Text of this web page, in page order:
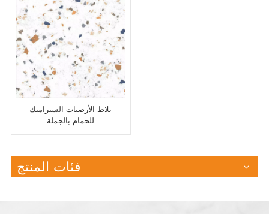
بلاط الأرضيات السيراميك
للحمام بالجملة
فئات المنتج